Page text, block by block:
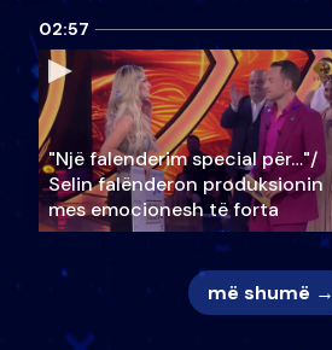
02:57
"Një falenderim special për…"/
Selin falënderon produksionin
mes emocionesh të forta
më shumë →